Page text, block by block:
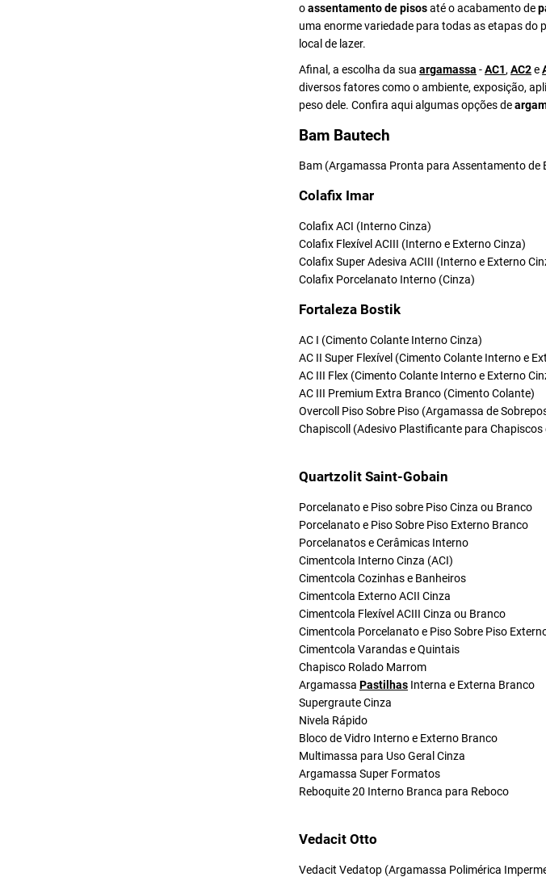
oassentamento de pisosaté o acabamento de
uma enorme variedade para todas as etapas do
local de lazer.
Afinal, a escolha da sua argamassa -AC1, AC2e
diversos fatores como o ambiente, exposição,
peso dele. Confira aqui algumas opções de
Bam Bautech
Bam (Argamassa Pronta para Assentamento de
Colafix Imar
Colafix ACI (Interno Cinza)
Colafix Flexível ACIII (Interno e Externo Cinza)
Colafix Super Adesiva ACIII (Interno e Externo
Colafix Porcelanato Interno (Cinza)
Fortaleza Bostik
AC I (Cimento Colante Interno Cinza)
AC II Super Flexível (Cimento Colante Interno e
AC III Flex (Cimento Colante Interno e Externo
AC III Premium Extra Branco (Cimento Colante)
Overcoll Piso Sobre Piso (Argamassa de
Chapiscoll (Adesivo Plastificante para
Quartzolit Saint-Gobain
Porcelanato e Piso sobre Piso Cinza ou Branco
Porcelanato e Piso Sobre Piso Externo Branco
Porcelanatos e Cerâmicas Interno
Cimentcola Interno Cinza (ACI)
Cimentcola Cozinhas e Banheiros
Cimentcola Externo ACII Cinza
Cimentcola Flexível ACIII Cinza ou Branco
Cimentcola Porcelanato e Piso Sobre Piso
Cimentcola Varandas e Quintais
Chapisco Rolado Marrom
Argamassa Pastilhas Interna e Externa Branco
Supergraute Cinza
Nivela Rápido
Bloco de Vidro Interno e Externo Branco
Multimassa para Uso Geral Cinza
Argamassa Super Formatos
Reboquite 20 Interno Branca para Reboco
Vedacit Otto
Vedacit Vedatop (Argamassa Polimérica